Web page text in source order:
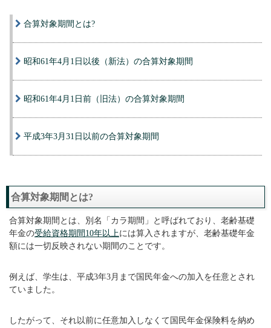
合算対象期間とは?
昭和61年4月1日以後（新法）の合算対象期間
昭和61年4月1日前（旧法）の合算対象期間
平成3年3月31日以前の合算対象期間
合算対象期間とは?
合算対象期間とは、別名「カラ期間」と呼ばれており、老齢基礎
年金の受給資格期間10年以上には算入されますが、老齢基礎年金
額には一切反映されない期間のことです。
例えば、学生は、平成3年3月まで国民年金への加入を任意とされ
ていました。
したがって、それ以前に任意加入しなくて国民年金保険料を納め